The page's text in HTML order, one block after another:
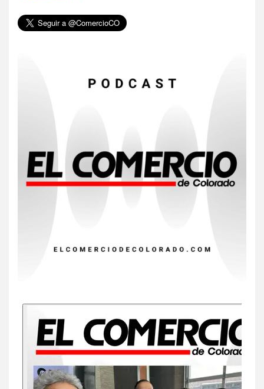
6
precio
8 • ESTADOS UNIDOS HOGAR Y SALUD
dos muertes por Cyclospora
EEUU este año que en 2025
• ESTADOS UNIDOS
HOGAR Y SALUD
NOTICIAS
Van 4,100 casos confirmados
por parásito que causa